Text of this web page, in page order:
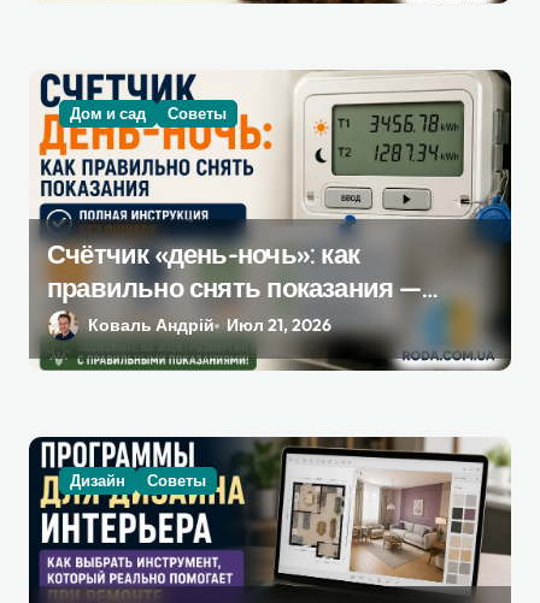
Дом и сад Советы
Счётчик «день-ночь»: как
правильно снять показания —
полная инструкция без ошибок
Коваль Андрій Июл 21, 2026
Дизайн Советы